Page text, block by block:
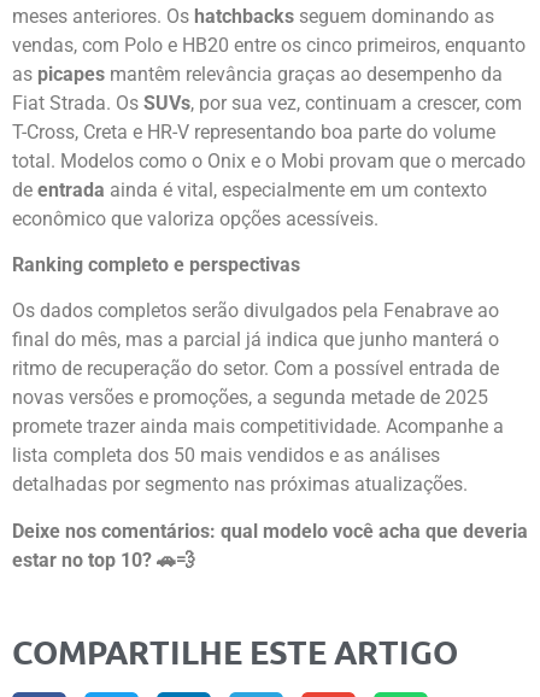
meses anteriores. Os hatchbacks seguem dominando as
vendas, com Polo e HB20 entre os cinco primeiros, enquanto
as picapes mantêm relevância graças ao desempenho da
Fiat Strada. Os SUVs, por sua vez, continuam a crescer, com
T-Cross, Creta e HR-V representando boa parte do volume
total. Modelos como o Onix e o Mobi provam que o mercado
de entrada ainda é vital, especialmente em um contexto
econômico que valoriza opções acessíveis.
Ranking completo e perspectivas
Os dados completos serão divulgados pela Fenabrave ao
final do mês, mas a parcial já indica que junho manterá o
ritmo de recuperação do setor. Com a possível entrada de
novas versões e promoções, a segunda metade de 2025
promete trazer ainda mais competitividade. Acompanhe a
lista completa dos 50 mais vendidos e as análises
detalhadas por segmento nas próximas atualizações.
Deixe nos comentários: qual modelo você acha que deveria
estar no top 10? 🚗💨
COMPARTILHE ESTE ARTIGO